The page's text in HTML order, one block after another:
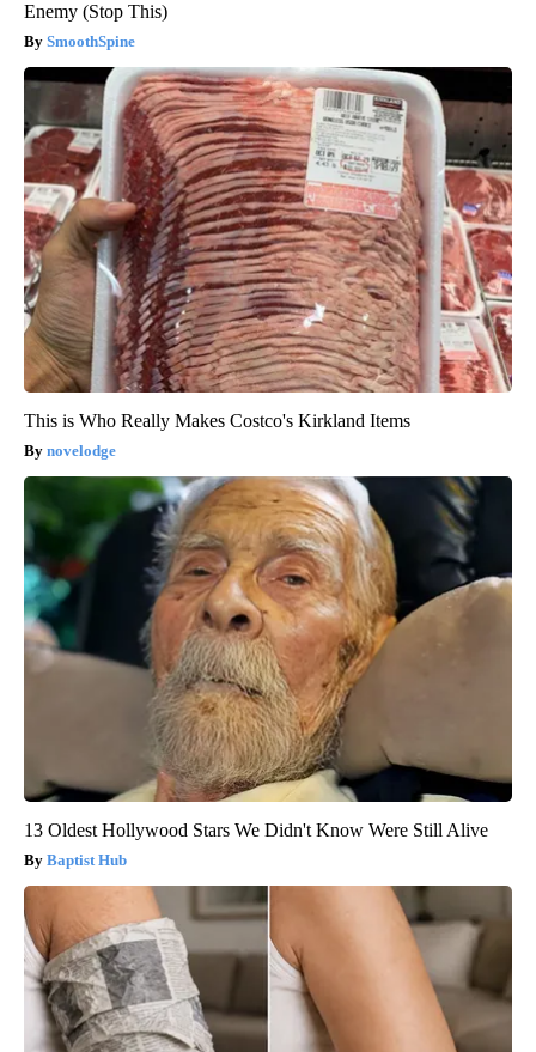
Enemy (Stop This)
SmoothSpine
This is Who Really Makes Costco's Kirkland Items
novelodge
13 Oldest Hollywood Stars We Didn't Know Were Still Alive
Baptist Hub